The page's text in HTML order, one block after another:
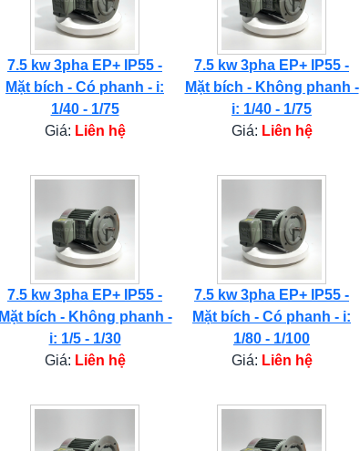
7.5 kw 3pha EP+ IP55 -
Mặt bích - Có phanh - i:
1/40 - 1/75
Giá: Liên hệ
7.5 kw 3pha EP+ IP55 -
Mặt bích - Không phanh -
i: 1/40 - 1/75
Giá: Liên hệ
7.5 kw 3pha EP+ IP55 -
Mặt bích - Không phanh -
i: 1/5 - 1/30
Giá: Liên hệ
7.5 kw 3pha EP+ IP55 -
Mặt bích - Có phanh - i:
1/80 - 1/100
Giá: Liên hệ